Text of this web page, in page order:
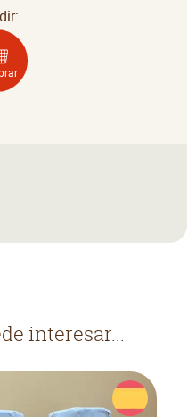
interesar...